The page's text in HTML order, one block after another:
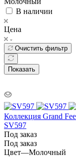
В наличии
Цена
Очистить фильтр
Показать
Коллекция Grand
SV597
Под заказ
Под заказ
Цвет—Молочный